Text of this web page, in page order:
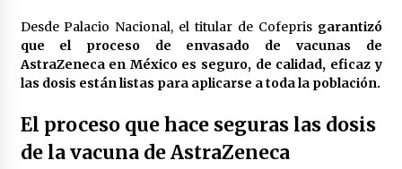
2 meses atrás
Sheinbaum descarta reunión entre CNTE y
Segob: «ya dimos nuestras propuestas»
Zar antidrogas de EE.UU.: “vamos por los
Desde Palacio Nacional, el titular de Cofepris garantizó
que el proceso de envasado de vacunas de
AstraZeneca en México es seguro, de calidad, eficaz y
las dosis están listas para aplicarse a toda la población.
El proceso que hace seguras las dosis
de la vacuna de AstraZeneca